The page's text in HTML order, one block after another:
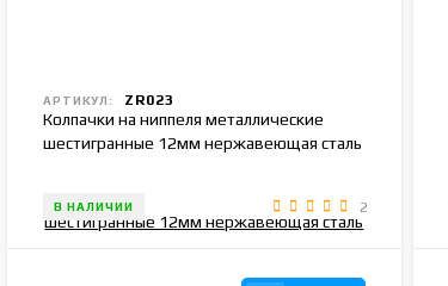
АРТИКУЛ: ZR023
Колпачки на ниппеля металлические
шестигранные 12мм нержавеющая сталь
В НАЛИЧИИ 2